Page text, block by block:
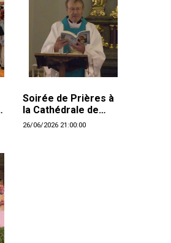
Soirée de Prières à
la Cathédrale de
Montréal
26/06/2026 21:00:00